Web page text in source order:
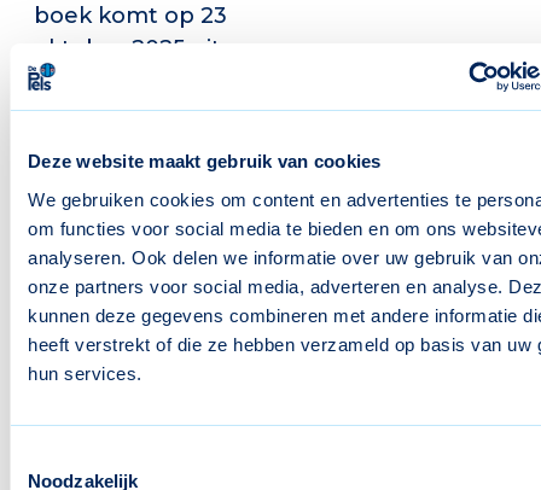
Deze website maakt gebruik van cookies
We gebruiken cookies om content en advertenties te
om functies voor social media te bieden en om ons
analyseren. Ook delen we informatie over uw gebruik van
onze partners voor social media, adverteren en analyse.
kunnen deze gegevens combineren met andere informatie
heeft verstrekt of die ze hebben verzameld op basis van uw
hun services.
Noodzakelijk
boek komt op 23
oktober 2025 uit.
Zij die besluiten
founding partner
ontvangen een
door Graham-Dixon
gesigneerd
exemplaar.
Founding Partner
worden?
heeft of behoefte